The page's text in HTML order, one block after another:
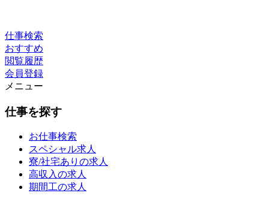
仕事検索
おすすめ
閲覧履歴
会員登録
メニュー
仕事を探す
お仕事検索
スペシャル求人
寮/社宅ありの求人
高収入の求人
期間工の求人